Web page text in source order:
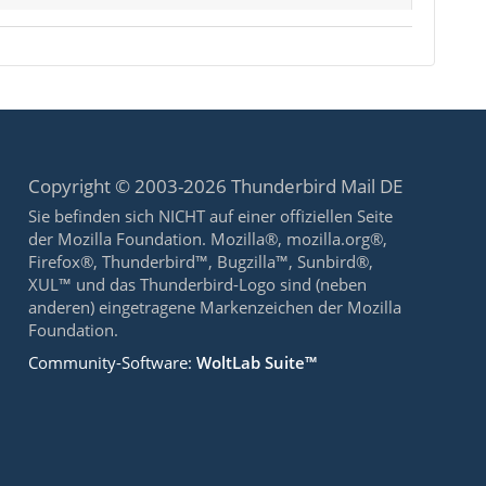
Copyright © 2003-2026 Thunderbird Mail DE
Sie befinden sich NICHT auf einer offiziellen Seite
der Mozilla Foundation. Mozilla®, mozilla.org®,
Firefox®, Thunderbird™, Bugzilla™, Sunbird®,
XUL™ und das Thunderbird-Logo sind (neben
anderen) eingetragene Markenzeichen der Mozilla
Foundation.
Community-Software:WoltLab Suite™